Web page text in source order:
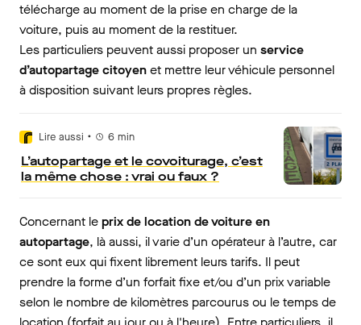
télécharge au moment de la prise en charge de la
voiture, puis au moment de la restituer.
Les particuliers peuvent aussi proposer un service
d’autopartage citoyenet mettre leur véhicule personnel
à disposition suivant leurs propres règles.
Lire aussi • 6 min
L’autopartage et le covoiturage, c’est
la même chose : vrai ou faux ?
Concernant leprix de location de voiture en
autopartage, là aussi, il varie d’un opérateur à l’autre, car
ce sont eux qui fixent librement leurs tarifs. Il peut
prendre la forme d’un forfait fixe et/ou d’un prix variable
selon le nombre de kilomètres parcourus ou le temps de